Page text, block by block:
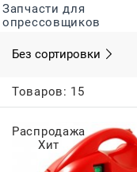
Запчасти для
опрессовщиков
Без сортировки
Товаров: 15
Распродажа
Хит